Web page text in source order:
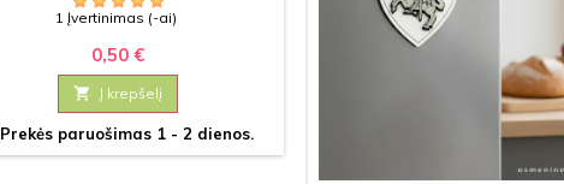
1 Įvertinimas (-ai)
0,50 €
 Į krepšelį
Prekės paruošimas 1 - 2 dienos.